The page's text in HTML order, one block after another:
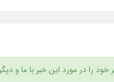
خود را در مورد این خبر با ما و